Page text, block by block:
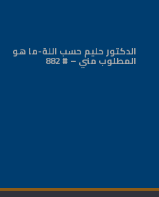
الدكتور حليم حسب اللة-ما هو
المطلوب مني – # 882